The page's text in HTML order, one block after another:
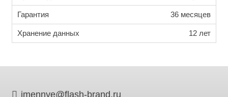
Гарантия 36 месяцев
Хранение данных 12 лет
imennye@flash-brand.ru